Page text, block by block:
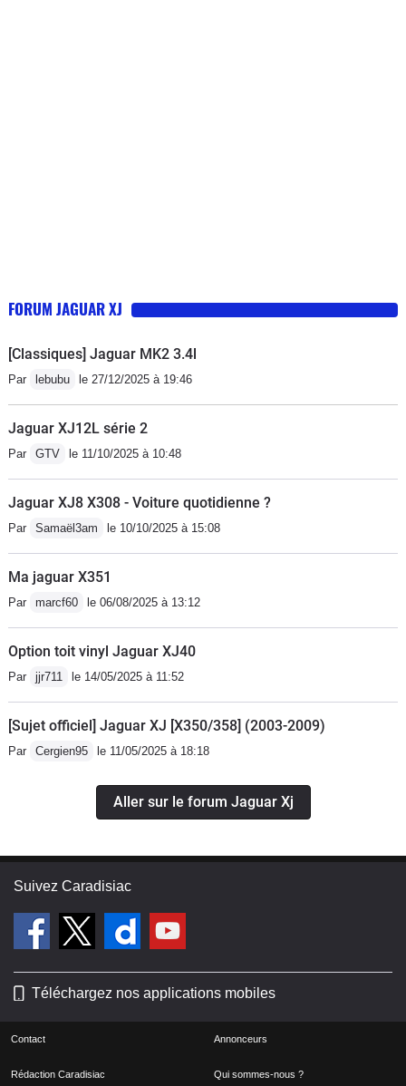
FORUM JAGUAR XJ
[Classiques] Jaguar MK2 3.4l
Par lebubu le 27/12/2025 à 19:46
Jaguar XJ12L série 2
Par GTV le 11/10/2025 à 10:48
Jaguar XJ8 X308 - Voiture quotidienne ?
Par Samaël3am le 10/10/2025 à 15:08
Ma jaguar X351
Par marcf60 le 06/08/2025 à 13:12
Option toit vinyl Jaguar XJ40
Par jjr711 le 14/05/2025 à 11:52
[Sujet officiel] Jaguar XJ [X350/358] (2003-2009)
Par Cergien95 le 11/05/2025 à 18:18
Aller sur le forum Jaguar Xj
Suivez Caradisiac
Téléchargez nos applications mobiles
Contact Annonceurs
Rédaction Caradisiac Qui sommes-nous ?